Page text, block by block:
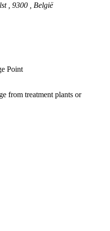
, 9300 , België
Point
from treatment plants or